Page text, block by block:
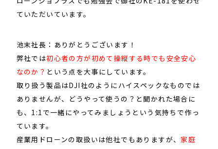
ていただいています。
池末社長：ありがとうございます！
弊社では初心者の方が初めて操縦する時でも安全安心
なのか？ という点を大事にしています。
取り扱う製品はDJI社のようにハイスペックなものでは
ありませんが、どうやって使うの？と聞かれた場合に
も、1:1で一緒にやってみましょうという気持ちで作っ
ています。
産業用ドローンの取扱いは他社でもありますが、家庭